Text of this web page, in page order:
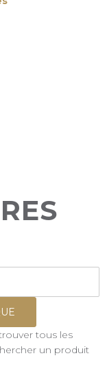
tous les
un produit